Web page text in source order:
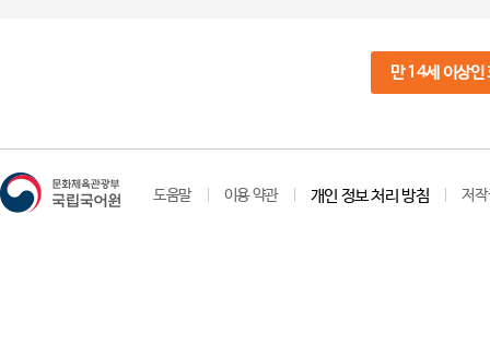
만 14세 이상인
도움말 이용 약관 개인 정보 처리 방침 저